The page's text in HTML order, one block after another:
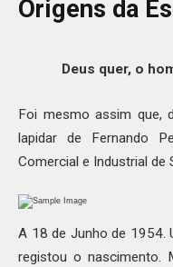
Origens da
Deus quer, o
Foi mesmo assim que,
lapidar de Fernando
Comercial e Industrial de
A 18 de Junho de 1954.
registou o nascimento.